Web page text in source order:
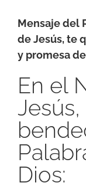
Mensaje del
de Jesús, te
y promesa
En el
Dios: